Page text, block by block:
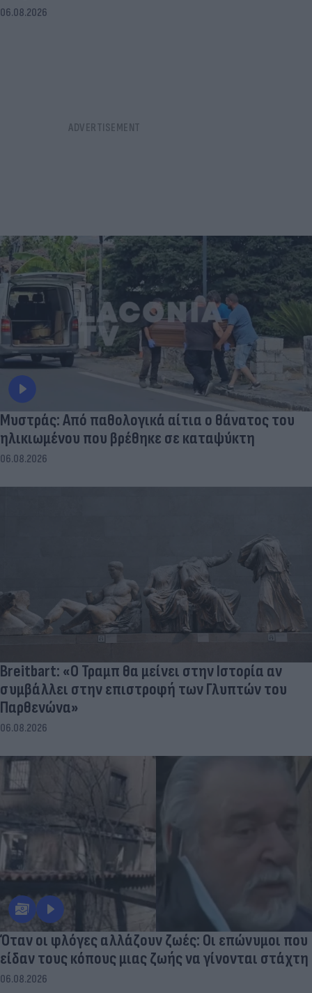
06.08.2026
Μυστράς: Από παθολογικά αίτια ο θάνατος του
ηλικιωμένου που βρέθηκε σε καταψύκτη
06.08.2026
Breitbart: «Ο Τραμπ θα μείνει στην Ιστορία αν
συμβάλλει στην επιστροφή των Γλυπτών του
Παρθενώνα»
06.08.2026
Όταν οι φλόγες αλλάζουν ζωές: Οι επώνυμοι που
είδαν τους κόπους μιας ζωής να γίνονται στάχτη
06.08.2026